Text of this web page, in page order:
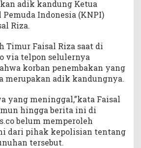
adik kandung Ketua
Indonesia (KNPI)
Riza.
Timur Faisal Riza saat di
via telpon selulernya
korban penembakan yang
merupakan adik kandungnya.
yang meninggal,”kata Faisal
hingga berita ini di
belum memperoleh
dari pihak kepolisian tentang
tersebut.